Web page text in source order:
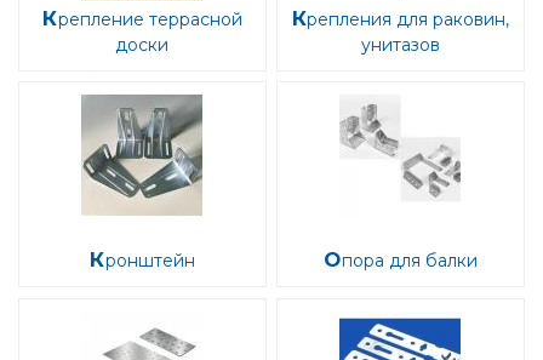
Крепление террасной
доски
Крепления для раковин,
унитазов
Кронштейн Опора для балки